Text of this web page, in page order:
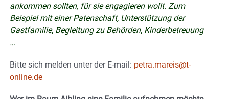
ankommen sollten, für sie engagieren wollt. Zum
Beispiel mit einer Patenschaft, Unterstützung der
Gastfamilie, Begleitung zu Behörden, Kinderbetreuung
…
Bitte sich melden unter der E-mail: petra.mareis@t-
online.de